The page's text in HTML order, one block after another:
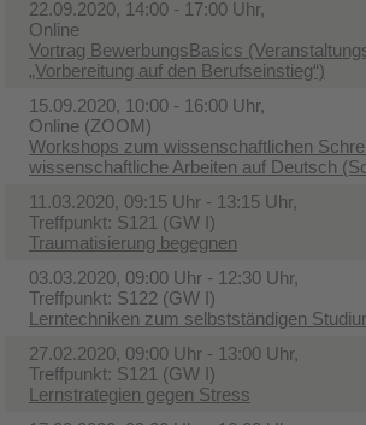
22.09.2020, 14:00 - 17:00 Uhr,
Online
Vortrag BewerbungsBasics
„Vorbereitung auf den Berufseinstieg“)
15.09.2020, 10:00 - 16:00 Uhr,
Online (ZOOM)
Workshops zum wissenschaftlichen
wissenschaftliche Arbeiten auf Deutsch
11.03.2020, 09:15 Uhr - 13:15 Uhr,
Treffpunkt: S121 (GW I)
Traumatisierung begegnen
03.03.2020, 09:00 Uhr - 12:30 Uhr,
Treffpunkt: S122 (GW I)
Lerntechniken zum selbstständigen
27.02.2020, 09:00 Uhr - 13:00 Uhr,
Treffpunkt: S121 (GW I)
Lernstrategien gegen Stress